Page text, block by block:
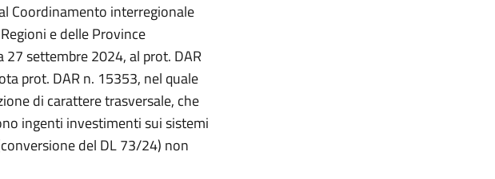
Coordinamento interregionale
e delle Province
settembre 2024, al prot. DAR
prot. DAR n. 15353, nel quale
di carattere trasversale, che
ingenti investimenti sui sistemi
del DL 73/24) non